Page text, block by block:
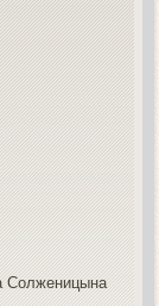
Солженицына